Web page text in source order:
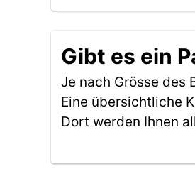
Gibt es ein
Je nach Grösse des
Eine übersichtliche
Dort werden Ihnen